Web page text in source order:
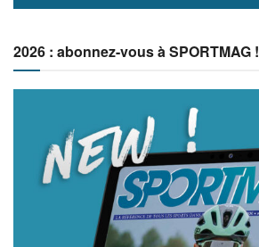
2026 : abonnez-vous à SPORTMAG !